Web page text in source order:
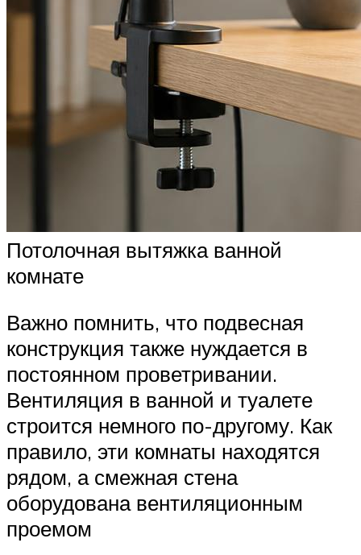
Потолочная вытяжка ванной
комнате
Важно помнить, что подвесная
конструкция также нуждается в
постоянном проветривании.
Вентиляция в ванной и туалете
строится немного по-другому. Как
правило, эти комнаты находятся
рядом, а смежная стена
оборудована вентиляционным
проемом